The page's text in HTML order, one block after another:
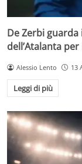
De Zerbi guarda
dell’Atalanta
Alessio Lento 13
Leggi di più